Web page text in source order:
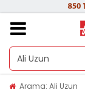
Arama: Ali Uzun